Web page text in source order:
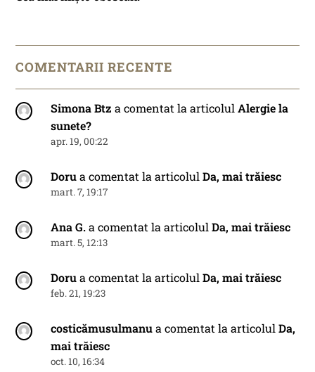
COMENTARII RECENTE
Simona Btz a comentat la articolulAlergie la
sunete?
apr. 19, 00:22
Dorua comentat la articolulDa, mai trăiesc
mart. 7, 19:17
Ana G.a comentat la articolulDa, mai trăiesc
mart. 5, 12:13
Dorua comentat la articolulDa, mai trăiesc
feb. 21, 19:23
costicămusulmanua comentat la articolulDa,
mai trăiesc
oct. 10, 16:34